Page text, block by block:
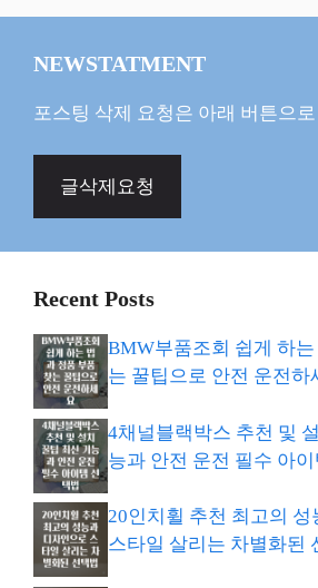
NEWSTATMENT
포스팅 삭제 요청은 아래 버튼으
글삭제요청
Recent Posts
BMW부품조회 쉽게 하
는 꿀팁으로 안전 운전하
4채널블랙박스 추천 및
능과 안전 운전 필수 아
20인치휠 추천 최고의
스타일 살리는 차별화된